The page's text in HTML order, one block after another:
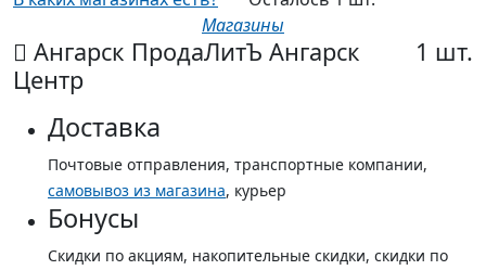
Магазины
Ангарск ПродаЛитЪ Ангарск
Центр
1 шт.
Доставка
Почтовые отправления, транспортные компании,
самовывоз из магазина, курьер
Бонусы
Скидки по акциям, накопительные скидки, скидки по